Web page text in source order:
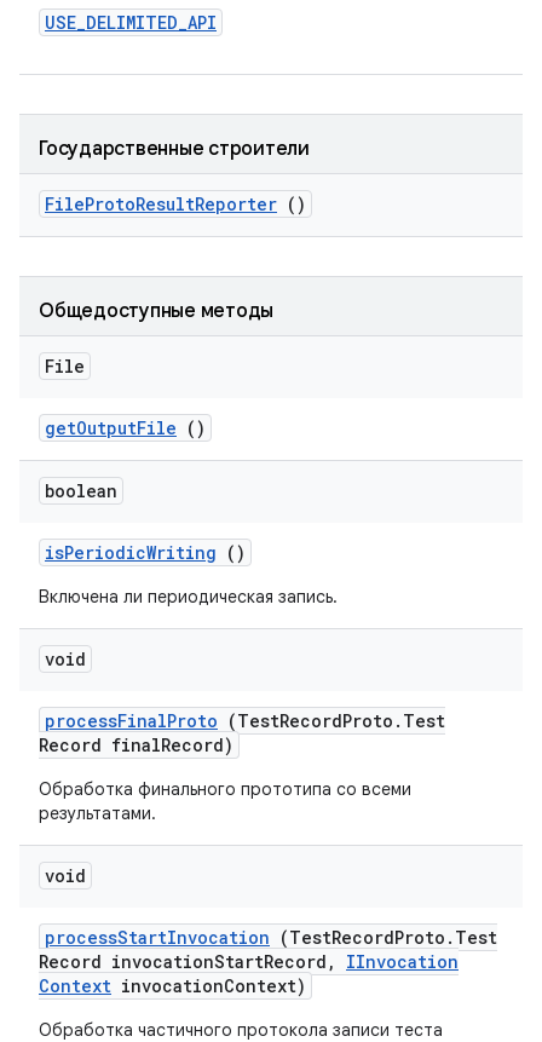
USE_DELIMITED_API
Государственные строители
FileProtoResultReporter ()
Общедоступные методы
File
getOutputFile ()
boolean
isPeriodicWriting ()
Включена ли периодическая запись.
void
processFinalProto (TestRecordProto . Test
Record finalRecord)
Обработка финального прототипа со всеми
результатами.
void
processStartInvocation (TestRecordProto . Test
Record invocationStartRecord ,
IInvocation
Context invocationContext)
Обработка частичного протокола записи теста